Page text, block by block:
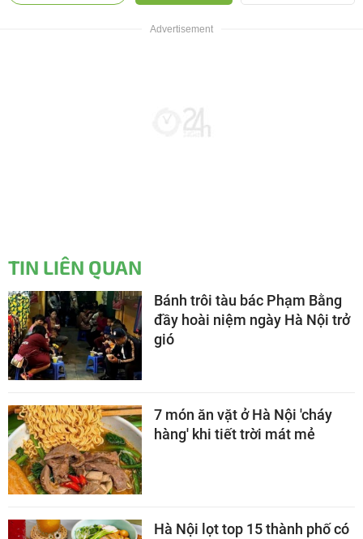
TIN LIÊN QUAN
Bánh trôi tàu bác Phạm Bằng
đầy hoài niệm ngày Hà Nội trở
gió
7 món ăn vặt ở Hà Nội 'cháy
hàng' khi tiết trời mát mẻ
Hà Nội lọt top 15 thành phố có